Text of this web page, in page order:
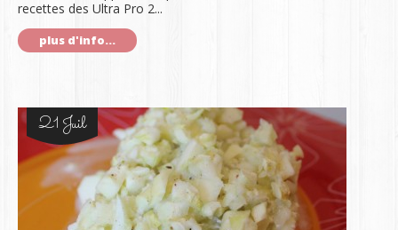
recettes des Ultra Pro 2...
plus d'info...
21 Juil